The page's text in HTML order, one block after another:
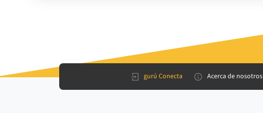
gurú Conecta Acerca de nosotros